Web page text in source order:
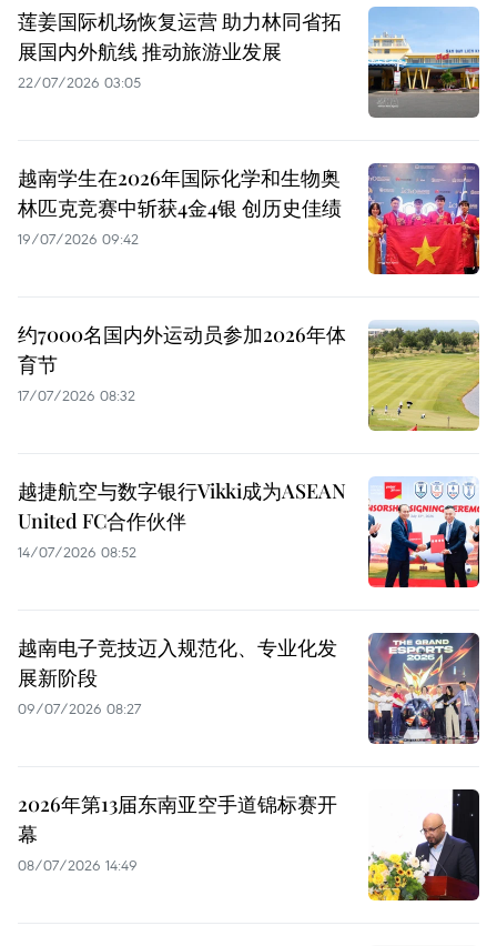
莲姜国际机场恢复运营 助力林同省拓
展国内外航线 推动旅游业发展
22/07/2026 03:05
越南学生在2026年国际化学和生物奥
林匹克竞赛中斩获4金4银 创历史佳绩
19/07/2026 09:42
约7000名国内外运动员参加2026年体
育节
17/07/2026 08:32
越捷航空与数字银行Vikki成为ASEAN
United FC合作伙伴
14/07/2026 08:52
越南电子竞技迈入规范化、专业化发
展新阶段
09/07/2026 08:27
2026年第13届东南亚空手道锦标赛开
幕
08/07/2026 14:49